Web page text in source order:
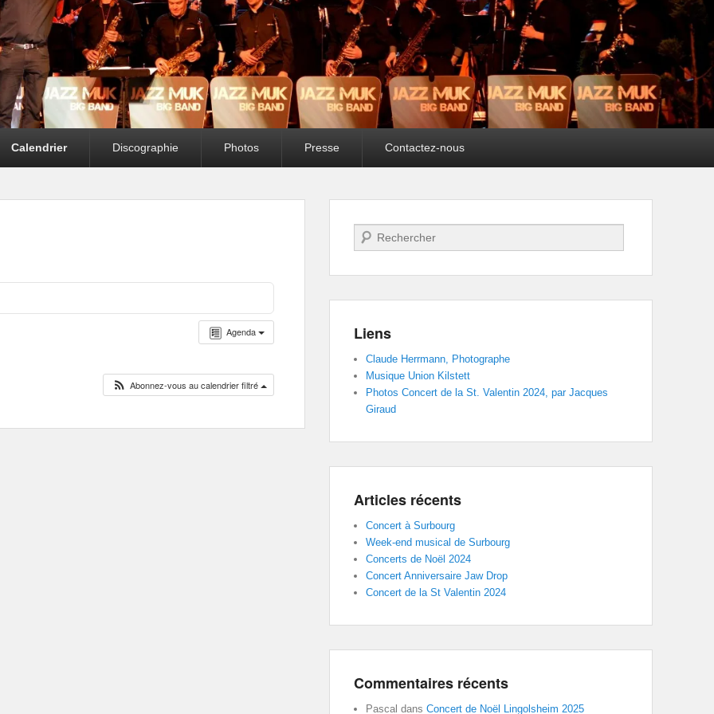
Calendrier Discographie Photos Presse Contactez-nous
Agenda
Abonnez-vous au calendrier filtré
Recherche
Liens
Claude Herrmann, Photographe
Musique Union Kilstett
Photos Concert de la St. Valentin 2024, par Jacques
Giraud
Articles récents
Concert à Surbourg
Week-end musical de Surbourg
Concerts de Noël 2024
Concert Anniversaire Jaw Drop
Concert de la St Valentin 2024
Commentaires récents
Pascal dans Concert de Noël Lingolsheim 2025